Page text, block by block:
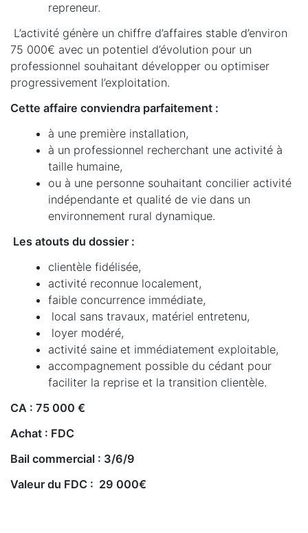
repreneur.
L’activité génère un chiffre d’affaires stable d’environ
75 000€ avec un potentiel d’évolution pour un
professionnel souhaitant développer ou optimiser
progressivement l’exploitation.
Cette affaire conviendra parfaitement :
à une première installation,
à un professionnel recherchant une activité à
taille humaine,
ou à une personne souhaitant concilier activité
indépendante et qualité de vie dans un
environnement rural dynamique.
Les atouts du dossier :
clientèle fidélisée,
activité reconnue localement,
faible concurrence immédiate,
local sans travaux, matériel entretenu,
loyer modéré,
activité saine et immédiatement exploitable,
accompagnement possible du cédant pour
faciliter la reprise et la transition clientèle.
CA : 75 000 €
Achat : FDC
Bail commercial : 3/6/9
Valeur du FDC : 29 000€